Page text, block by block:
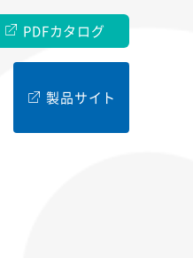
PDFカタログ
製品サイト